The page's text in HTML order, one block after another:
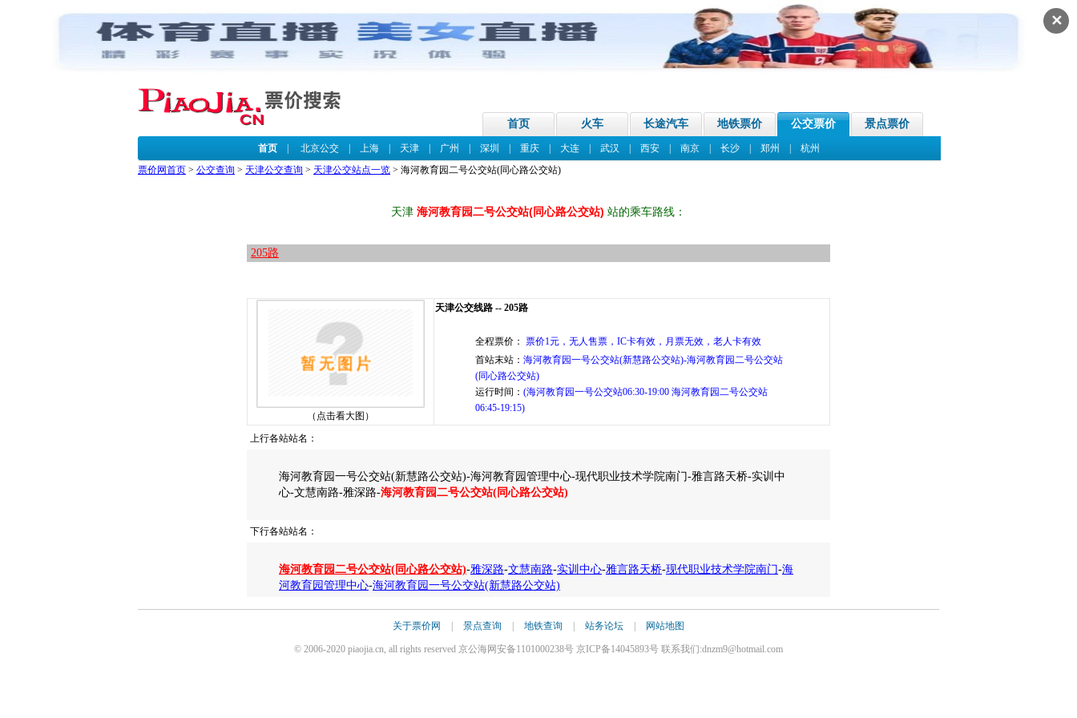
✕
首页 火车 长途汽车 地铁票价 公交票价 景点票价
首页| 北京公交| 上海| 天津| 广州 深圳 重庆| 大连| 武汉 西安| 南京| 长沙| 郑州
杭州
票价网首页 > 公交查询 > 天津公交查询 > 天津公交站点一览 > 海河教育园二号公交站(同心路公交站)
天津 海河教育园二号公交站(同心路公交站) 站的乘车路线：
205路
（点击看大图）
天津公交线路 -- 205路
全程票价： 票价1元，无人售票，IC卡有效，月票无效，老人卡有效
首站末站： 海河教育园一号公交站(新慧路公交站)-海河教育园二号公交站
(同心路公交站)
运行时间： (海河教育园一号公交站06:30-19:00 海河教育园二号公交站
06:45-19:15)
上行各站站名：
海河教育园一号公交站(新慧路公交站)-海河教育园管理中心-现代职业技术学院南门-雅言路天桥-实训中
心-文慧南路-雅深路-海河教育园二号公交站(同心路公交站)
下行各站站名：
海河教育园二号公交站(同心路公交站)-雅深路-文慧南路-实训中心-雅言路天桥-现代职业技术学院南门-海
河教育园管理中心-海河教育园一号公交站(新慧路公交站)
关于票价网 | 景点查询 | 地铁查询 | 站务论坛 | 网站地图
© 2006-2020 piaojia.cn, all rights reserved 京公海网安备1101000238号 京ICP备14045893号 联系我们:dnzm9@hotmail.com